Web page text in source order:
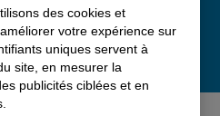
des cookies et
votre expérience sur
uniques servent à
site, en mesurer la
publicités ciblées et en